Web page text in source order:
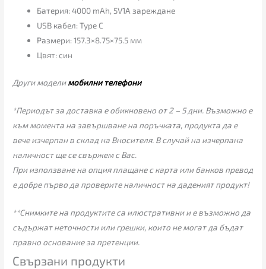
Батерия: 4000 mAh, 5V1A зареждане
USB кабел: Type C
Размери: 157.3×8.75×75.5 мм
Цвят: син
Други моделимобилни телефони
*Периодът за доставка е обикновено от 2 – 5 дни. Възможно е
към момента на завършване на поръчката, продукта да е
вече изчерпан в склад на Вносителя. В случай на изчерпана
наличност ще се свържем с Вас.
При използване на опция плащане с карта или банков превод
е добре първо да проверите наличност на даденият продукт!
**Снимките на продуктите са илюстративни и е възможно да
съдържат неточности или грешки, които не могат да бъдат
правно основание за претенции.
Свързани продукти